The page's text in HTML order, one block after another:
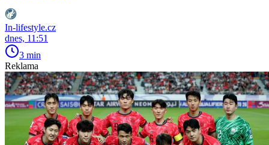
In-lifestyle.cz
dnes, 11:51
3 min
Reklama